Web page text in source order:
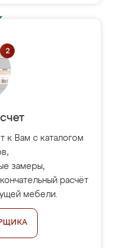
к Вам с каталогом
замеры,
расчёт
мебели.